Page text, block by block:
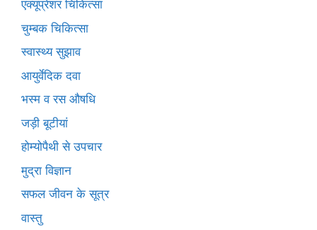
एक्यूप्रेशर चिकित्सा
चुम्बक चिकित्सा
स्वास्थ्य सुझाव
आयुर्वेदिक दवा
भस्म व रस औषधि
जड़ी बूटीयां
होम्योपैथी से उपचार
मुद्रा विज्ञान
सफल जीवन के सूत्र
वास्तु